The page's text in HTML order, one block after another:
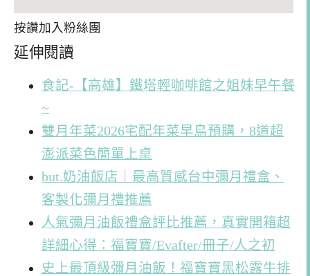
按讚加入粉絲團
延伸閱讀
食記-【高雄】鐵塔輕咖啡館之姐妹早午餐
~
雙月年菜2026宅配年菜早鳥預購，8道超
澎派菜色簡單上桌
but.奶油飯店｜最高質感台中彌月禮盒、
客製化彌月禮推薦
人氣彌月油飯禮盒評比推薦，真實開箱超
詳細心得：福寶寶/Evafter/冊子/人之初
史上最頂級彌月油飯！福寶寶黑松露牛排